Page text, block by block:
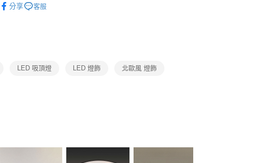
先享後付繳納相關費用。
交易，需依本服務之必要範圍內提供個人資料，並將交易相關給付款項請
５．嚴禁一人註冊多個帳號或使用他人資訊註冊。若發現惡意使用之情
分享 客服
LED 吸頂燈 LED 燈飾 北歐風 燈飾